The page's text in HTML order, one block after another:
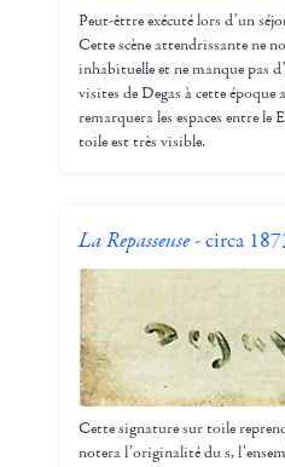
Peut-êttre exécuté lors d’un
Cette scène attendrissante ne
inhabituelle et ne manque pas
visites de Degas à cette
remarquera les espaces entre
toile est très visible.
La Repasseuse- circa
Cette signature sur toile
notera l’originalité du s,